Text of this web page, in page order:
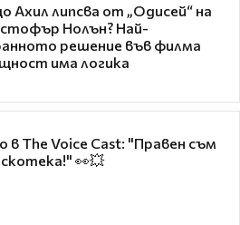
Ахил липсва от „Одисей“ на
Нолън? Най-
решение във филма
има логика
в The Voice Cast: "Правен съм
👀💥